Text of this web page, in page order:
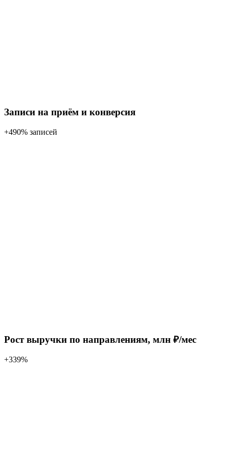
Записи на приём и конверсия
+490% записей
Рост выручки по направлениям, млн ₽/мес
+339%